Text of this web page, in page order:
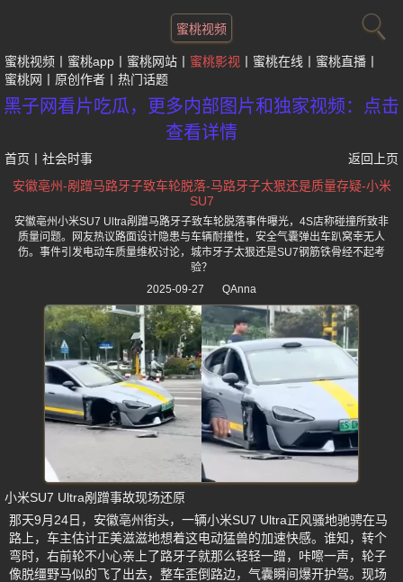
蜜桃视频
蜜桃视频 蜜桃app 蜜桃网站 蜜桃影视 蜜桃在线
蜜桃直播
蜜桃网
原创作者 热门话题
黑子网看片吃瓜，更多内部图片和独家视频：点击
查看详情
首页 社会时事
返回上页
安徽亳州-剐蹭马路牙子致车轮脱落-马路牙子太狠还是质量存疑-小米
SU7
安徽亳州小米SU7 Ultra剐蹭马路牙子致车轮脱落事件曝光，4S店称碰撞所致非
质量问题。网友热议路面设计隐患与车辆耐撞性，安全气囊弹出车趴窝幸无人
伤。事件引发电动车质量维权讨论，城市牙子太狠还是SU7钢筋铁骨经不起考
验？
2025-09-27
QAnna
小米SU7 Ultra剐蹭事故现场还原
那天9月24日，安徽亳州街头，一辆小米SU7 Ultra正风骚地驰骋在马
路上，车主估计正美滋滋地想着这电动猛兽的加速快感。谁知，转个
弯时，右前轮不小心亲上了路牙子就那么轻轻一蹭，咔嚓一声，轮子
像脱缰野马似的飞了出去，整车歪倒路边，气囊瞬间爆开护驾。现场